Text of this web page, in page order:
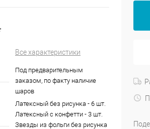
Все характеристики
Под предварительным
заказом, по факту наличие
шаров
Латексный без рисунка - 6 шт.
Латексный с конфетти - 3 шт.
Звезды из фольги без рисунка